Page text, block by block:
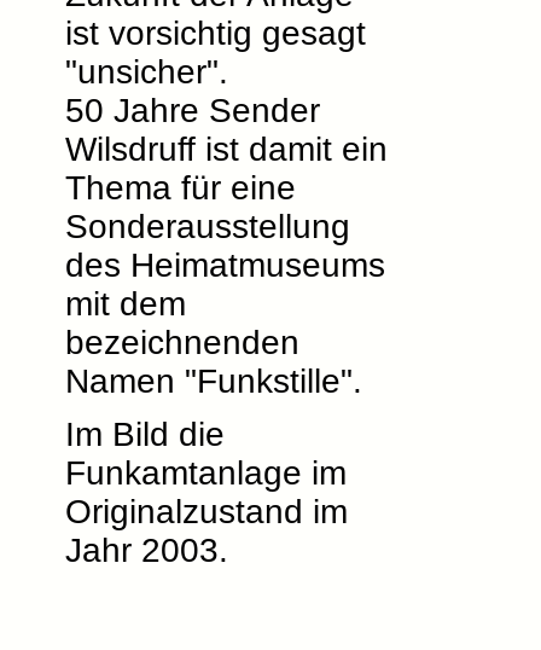
ist vorsichtig gesagt
"unsicher".
50 Jahre Sender
Wilsdruff ist damit ein
Thema für eine
Sonderausstellung
des Heimatmuseums
mit dem
bezeichnenden
Namen "Funkstille".
Im Bild die
Funkamtanlage im
Originalzustand im
Jahr 2003.